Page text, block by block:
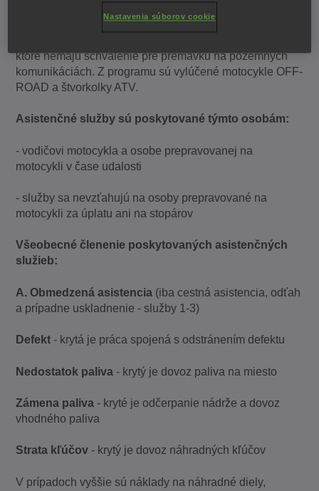
ktoré nemajú schválenie pre premávku na pozemných
komunikáciách. Z programu sú vylúčené motocykle OFF-
ROAD a štvorkolky ATV.
Asistenčné služby sú poskytované týmto osobám:
- vodičovi motocykla a osobe prepravovanej na
motocykli v čase udalosti
- služby sa nevzťahujú na osoby prepravované na
motocykli za úplatu ani na stopárov
Všeobecné členenie poskytovaných asistenčných
služieb:
A. Obmedzená asistencia (iba cestná asistencia, odťah
a prípadne uskladnenie - služby 1-3)
Defekt - krytá je práca spojená s odstránením defektu
Nedostatok paliva - krytý je dovoz paliva na miesto
Zámena paliva - kryté je odčerpanie nádrže a dovoz
vhodného paliva
Strata kľúčov - krytý je dovoz náhradných kľúčov
V prípadoch vyššie sú náklady na náhradné diely,
Nastavenia súborov cookie